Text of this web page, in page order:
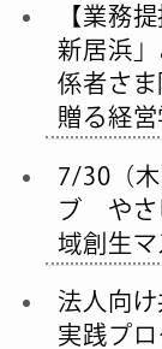
【業務
新居浜
係者さ
贈る経
7/30（
ブ やさ
域創生
法人向
実践プ